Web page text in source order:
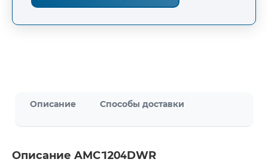
Описание Способы доставки
Описание AMC1204DWR